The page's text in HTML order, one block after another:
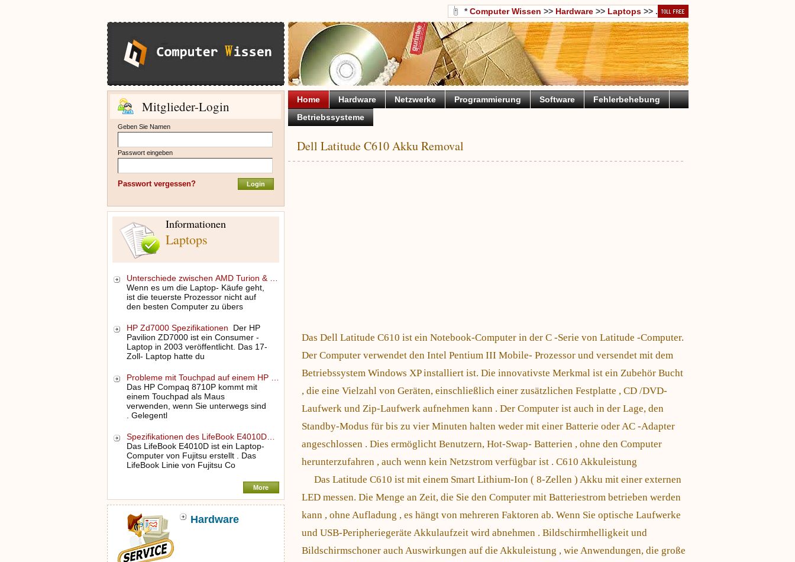
Mitglieder-Login
Geben Sie Namen
Passwort eingeben
Passwort vergessen?
Informationen
Laptops
Unterschiede zwischen AMD Turion & …
Wenn es um die Laptop- Käufe geht,
ist die teuerste Prozessor nicht auf
den besten Computer zu übers
HP Zd7000 Spezifikationen
Der HP
Pavilion ZD7000 ist ein Consumer -
Laptop in 2003 veröffentlicht. Das 17-
Zoll- Laptop hatte du
Probleme mit Touchpad auf einem HP …
Das HP Compaq 8710P kommt mit
einem Touchpad als Maus
verwenden, wenn Sie unterwegs sind
. Gelegentl
Spezifikationen des LifeBook E4010D…
Das LifeBook E4010D ist ein Laptop-
Computer von Fujitsu erstellt . Das
LifeBook Linie von Fujitsu Co
More
Hardware
*Computer Wissen >> Hardware>> Laptops>> .
Home Hardware Netzwerke Programmierung Software
Fehlerbehebung
Betriebssysteme
Dell Latitude C610 Akku Removal
Das Dell Latitude C610 ist ein Notebook-Computer in der C -Serie von Latitude -Computer.
Der Computer verwendet den Intel Pentium III Mobile- Prozessor und versendet mit dem
Betriebssystem Windows XP installiert ist. Die innovativste Merkmal ist ein Zubehör Bucht
, die eine Vielzahl von Geräten, einschließlich einer zusätzlichen Festplatte , CD /DVD-
Laufwerk und Zip-Laufwerk aufnehmen kann . Der Computer ist auch in der Lage, den
Standby-Modus für bis zu vier Minuten halten weder mit einer Batterie oder AC -Adapter
angeschlossen . Dies ermöglicht Benutzern, Hot-Swap- Batterien , ohne den Computer
herunterzufahren , auch wenn kein Netzstrom verfügbar ist . C610 Akkuleistung
Das Latitude C610 ist mit einem Smart Lithium-Ion ( 8-Zellen ) Akku mit einer externen
LED messen. Die Menge an Zeit, die Sie den Computer mit Batteriestrom betrieben werden
kann , ohne Aufladung , es hängt von mehreren Faktoren ab. Wenn Sie optische Laufwerke
und USB-Peripheriegeräte Akkulaufzeit wird abnehmen . Bildschirmhelligkeit und
Bildschirmschoner auch Auswirkungen auf die Akkuleistung , wie Anwendungen, die große